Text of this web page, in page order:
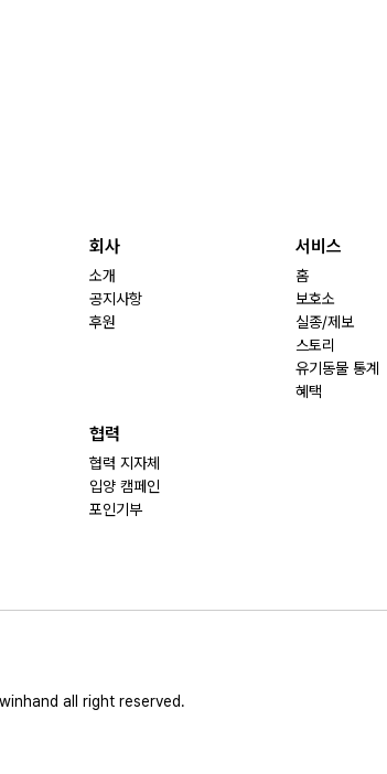
회사
소개
공지사항
후원
서비스
홈
보호소
실종/제보
스토리
유기동물 통계
혜택
협력
협력 지자체
입양 캠페인
포인기부
all right reserved.